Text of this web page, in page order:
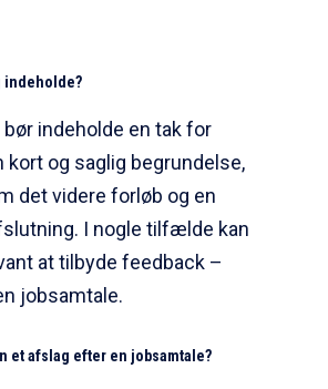
indeholde?
indeholde en tak for
kort og saglig begrundelse,
det videre forløb og en
I nogle tilfælde kan
at tilbyde feedback –
jobsamtale.
et afslag efter en jobsamtale?